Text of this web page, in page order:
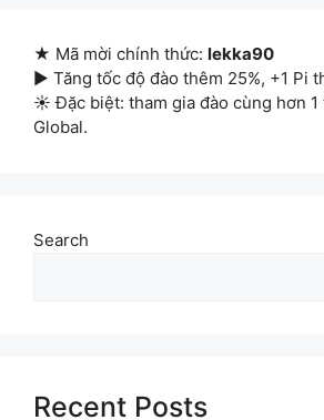
★ Mã mời chính thức: lekka90
▶ Tăng tốc độ đào thêm 25%, +1 Pi
☀ Đặc biệt: tham gia đào cùng hơn
Global.
Search
Recent Posts